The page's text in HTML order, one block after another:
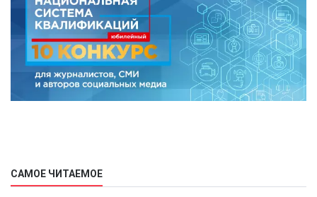
САМОЕ ЧИТАЕМОЕ